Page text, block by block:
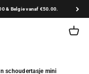
& Belgie vanaf €50.00.
schoudertasje mini